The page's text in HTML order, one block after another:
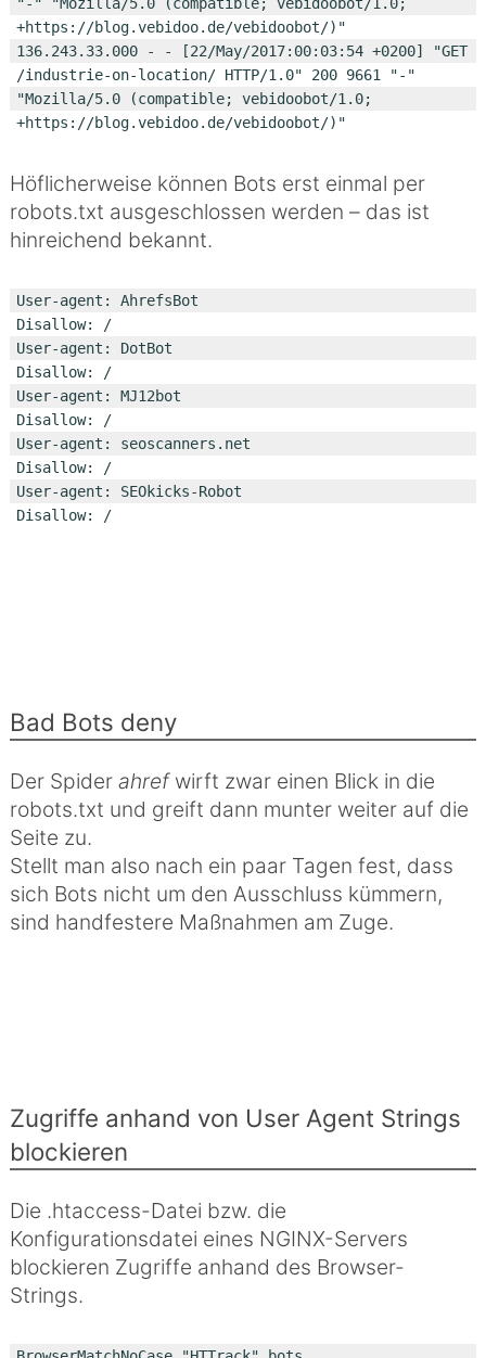
"-" "Mozilla/5.0 (compatible; vebidoobot/1.0;
+https://blog.vebidoo.de/vebidoobot/)"
136.243.33.000 - - [22/May/2017:00:03:54 +0200] "GET
/industrie-on-location/ HTTP/1.0" 200 9661 "-"
"Mozilla/5.0 (compatible; vebidoobot/1.0;
Höflicherweise können Bots erst einmal per
robots.txt ausgeschlossen werden – das ist
hinreichend bekannt.
User-agent: AhrefsBot
Disallow: /
User-agent: DotBot
Disallow: /
User-agent: MJ12bot
Disallow: /
User-agent: seoscanners.net
Disallow: /
User-agent: SEOkicks-Robot
Disallow: /
Bad Bots deny
Der Spider ahrefwirft zwar einen Blick in die
robots.txt und greift dann munter weiter auf die
Seite zu.
Stellt man also nach ein paar Tagen fest, dass
sich Bots nicht um den Ausschluss kümmern,
sind handfestere Maßnahmen am Zuge.
Zugriffe anhand von User Agent Strings
blockieren
Die .htaccess-Datei bzw. die
Konfigurationsdatei eines NGINX-Servers
blockieren Zugriffe anhand des Browser-
Strings.